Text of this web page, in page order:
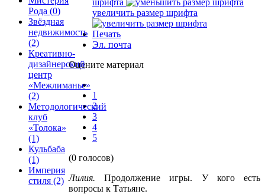
увеличить размер шрифта
Печать
Эл. почта
Оцените материал
1
2
3
4
5
(0 голосов)
Лилия.Продолжение игры. У кого есть
вопросы к Татьяне.
Рода (0)
Звёздная
недвижимость
(2)
Креативно-
дизайнерский
центр
«Межлиманье»
(2)
Методологический
клуб
«Толока»
(1)
Кульбаба
(1)
Империя
стиля (2)